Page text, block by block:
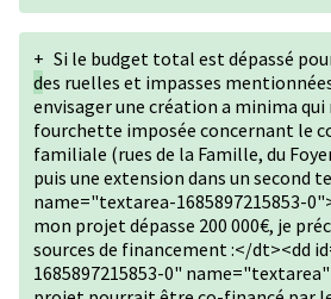
+ Si le budget total est dépassé
des ruelles et impasses
envisager une création a minima qui
fourchette imposée concernant le
familiale (rues de la Famille, du
puis une extension dans un second
name="textarea-1685897215853-
mon projet dépasse 200 000€, je
sources de financement :</dt><dd
1685897215853-0"